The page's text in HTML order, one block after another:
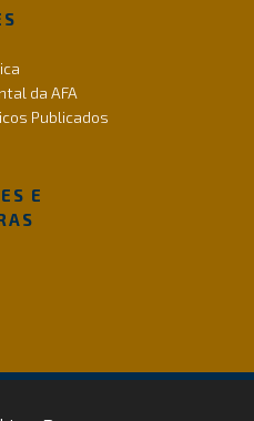
da AFA
Publicados
E